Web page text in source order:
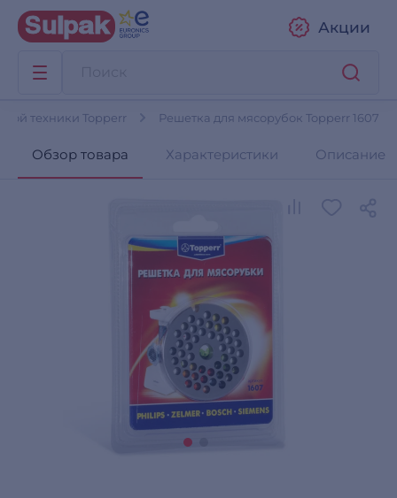
Акции
техники Topperr Решетка для мясорубок Topperr 1607
Обзор товара Характеристики Описание